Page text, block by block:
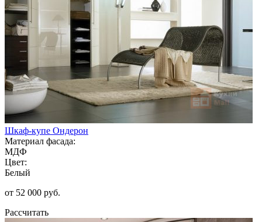
Шкаф-купе Ондерон
Материал фасада:
МДФ
Цвет:
Белый
от 52 000 руб.
Рассчитать